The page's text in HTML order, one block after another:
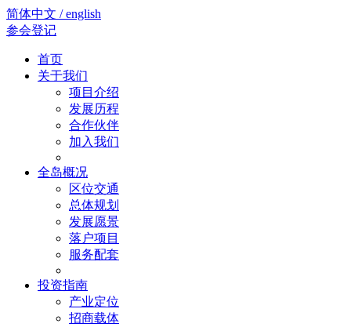
简体中文 / english
参会登记
首页
关于我们
项目介绍
发展历程
合作伙伴
加入我们
全岛概况
区位交通
总体规划
发展愿景
落户项目
服务配套
投资指南
产业定位
招商载体